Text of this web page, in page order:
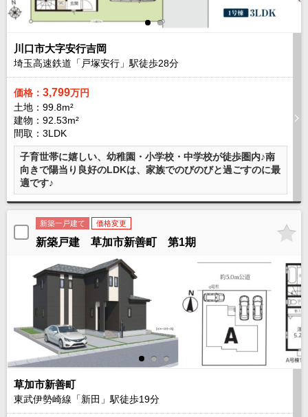
川口市大字安行吉岡
埼玉高速鉄道「戸塚安行」駅徒歩28分
価格： 3,799万円
土地：99.8m²
建物：92.53m²
間取：3LDK
子育世帯に嬉しい、幼稚園・小学校・中学校が徒歩圏内♪南
向きで陽当り良好のLDKは、家族でのびのびと過ごすのに最
適です♪
新築一戸建て 価格変更
新築戸建 草加市新善町 第1期
草加市新善町
東武伊勢崎線「新田」駅徒歩19分
マンション
路線から探す
土 地
路線から探す
エリアから物件検索
松戸･柏方面エリア
松戸･柏方面エリアの新築一戸建
松戸･柏方面エリアの中古一戸建
松戸･柏方面エリアのマンション
松戸･柏方面エリアの土地
成田･銚子方面エリア
成田･銚子方面エリアの新築一戸建
成田･銚子方面エリアの中古一戸建
成田･銚子方面エリアのマンション
成田･銚子方面エリアの土地
四街道･佐倉･八千代方面エリア
四街道･佐倉･八千代方面エリアの新築一戸建
四街道･佐倉･八千代方面エリアの中古一戸建
四街道･佐倉･八千代方面エリアのマンション
四街道･佐倉･八千代方面エリアの土地
船橋･市川･浦安方面エリア